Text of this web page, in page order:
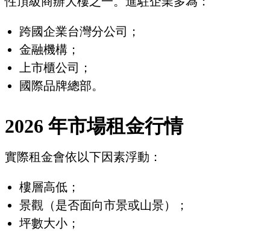
跨國企業台灣分公司；
金融機構；
上市櫃公司；
國際品牌總部。
2026 年市場租金行情
實際租金會依以下因素浮動：
樓層高低；
景觀（是否面向市景或山景）；
坪數大小；